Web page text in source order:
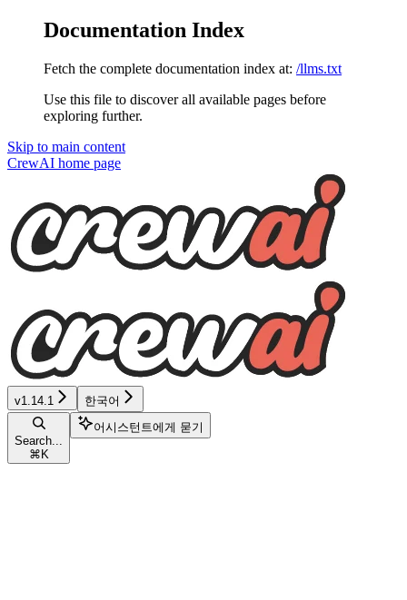
Documentation Index
Fetch the complete documentation index at: /llms.txt
Use this file to discover all available pages before
exploring further.
Skip to main content
CrewAI home page
v1.14.1 한국어
Search...
⌘ K
어시스턴트에게 묻기